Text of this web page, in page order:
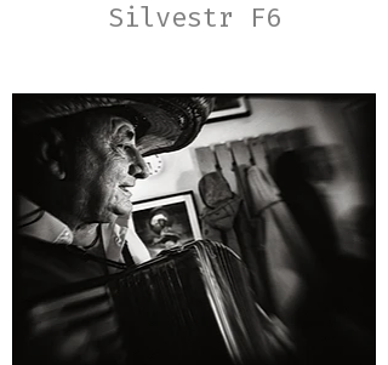
Silvestr F6